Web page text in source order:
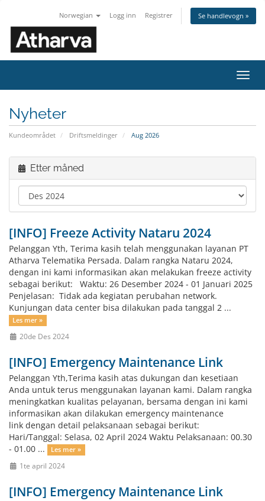
Norwegian Logg inn Registrer Se handlevogn »
Bytt
Nyheter
Kundeområdet Driftsmeldinger Aug 2026
Etter måned
[INFO] Freeze Activity Nataru 2024
Pelanggan Yth, Terima kasih telah menggunakan layanan PT
Atharva Telematika Persada. Dalam rangka Nataru 2024,
dengan ini kami informasikan akan melakukan freeze activity
sebagai berikut: Waktu: 26 Desember 2024 - 01 Januari 2025
Penjelasan: Tidak ada kegiatan perubahan network.
Kunjungan data center bisa dilakukan pada tanggal 2 ...
Les mer »
20de Des 2024
[INFO] Emergency Maintenance Link
Pelanggan Yth,Terima kasih atas dukungan dan kesetiaan
Anda untuk terus menggunakan layanan kami. Dalam rangka
meningkatkan kualitas pelayanan, bersama dengan ini kami
informasikan akan dilakukan emergency maintenance
link dengan detail pelaksanaan sebagai berikut:
Hari/Tanggal: Selasa, 02 April 2024 Waktu Pelaksanaan: 00.30
- 01.00 ...
Les mer »
1te april 2024
[INFO] Emergency Maintenance Link